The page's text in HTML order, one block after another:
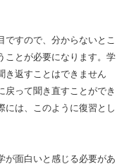
ですので、分からないとこ
ことが必要になります。学
き返すことはできません
戻って聞き直すことができ
には、このように復習とし
が面白いと感じる必要があ